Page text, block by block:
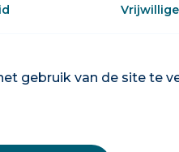
gebruik van de site te